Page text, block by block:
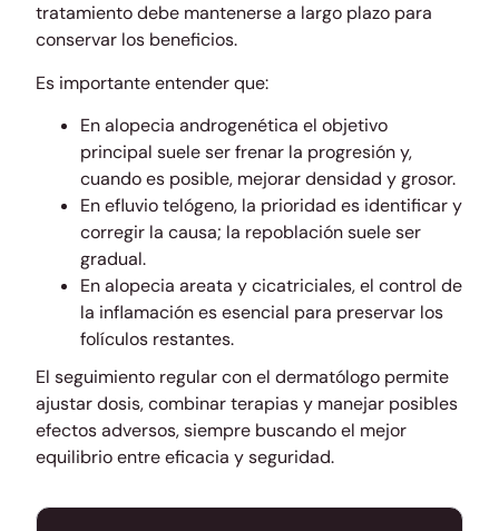
tratamiento debe mantenerse a largo plazo para
conservar los beneficios.
Es importante entender que:
En alopecia androgenética el objetivo
principal suele ser frenar la progresión y,
cuando es posible, mejorar densidad y grosor.
En efluvio telógeno, la prioridad es identificar y
corregir la causa; la repoblación suele ser
gradual.
En alopecia areata y cicatriciales, el control de
la inflamación es esencial para preservar los
folículos restantes.
El seguimiento regular con el dermatólogo permite
ajustar dosis, combinar terapias y manejar posibles
efectos adversos, siempre buscando el mejor
equilibrio entre eficacia y seguridad.